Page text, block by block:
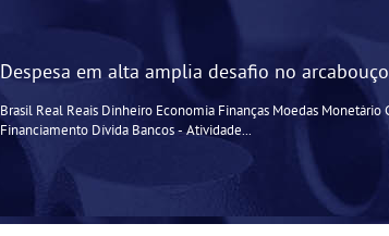
Despesa em alta amplia desafio no
Brasil Real Reais Dinheiro Economia Finanças Moedas
Financiamento Dívida Bancos - Atividade...